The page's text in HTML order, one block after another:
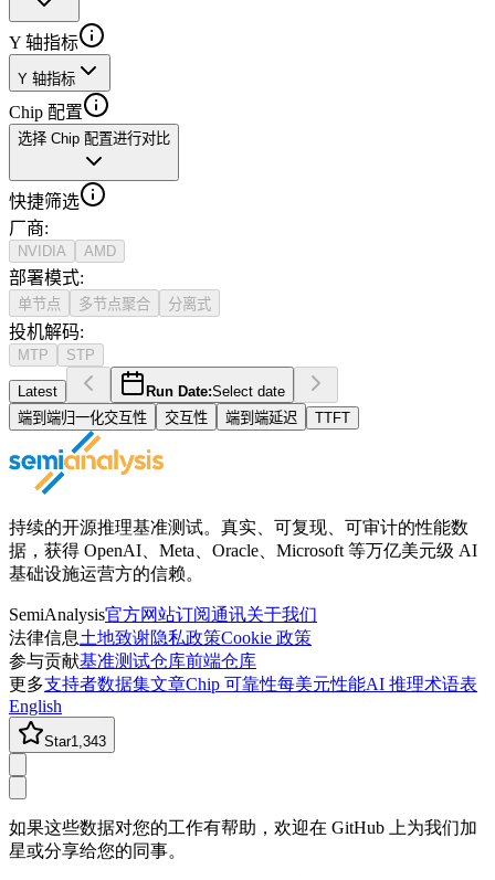
Y 轴指标
Y 轴指标
Chip 配置
选择 Chip 配置进行对比
快捷筛选
厂商:
NVIDIA AMD
部署模式:
单节点 多节点聚合 分离式
投机解码:
MTP STP
Latest Run Date:Select date
端到端归一化交互性
交互性 端到端延迟 TTFT
持续的开源推理基准测试。真实、可复现、可审计的性能数
据，获得 OpenAI、Meta、Oracle、Microsoft 等万亿美元级 AI
基础设施运营方的信赖。
SemiAnalysis官方网站订阅通讯关于我们
法律信息土地致谢隐私政策Cookie 政策
参与贡献基准测试仓库前端仓库
更多支持者数据集文章Chip 可靠性每美元性能AI 推理术语表
English
Star1,343
如果这些数据对您的工作有帮助，欢迎在 GitHub 上为我们加
星或分享给您的同事。